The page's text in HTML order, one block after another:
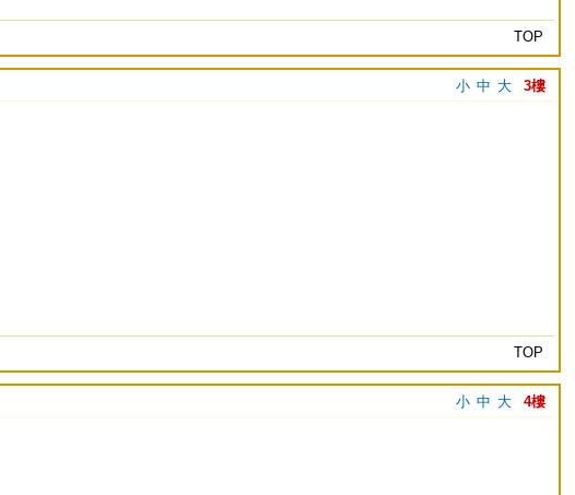
TOP
3樓
大
中
小
TOP
4樓
大
中
小